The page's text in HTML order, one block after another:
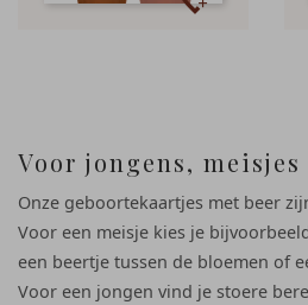
Voor jongens,
Onze geboortekaartjes met beer
Voor een meisje kies je
een beertje tussen de bloemen of
Voor een jongen vind je stoere